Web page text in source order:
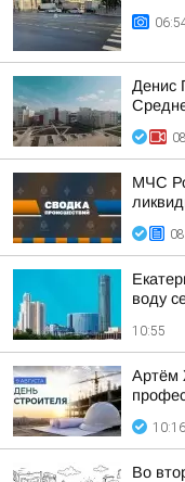
Денис
МЧС
воду
10:55
Артём
10:16
Во